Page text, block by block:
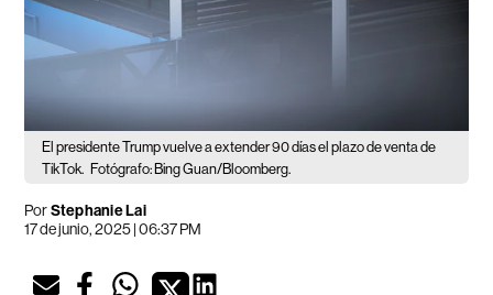
El presidente Trump vuelve a extender 90 días el plazo de venta de
TikTok. Fotógrafo: Bing Guan/Bloomberg.
PorStephanie Lai
17 de junio, 2025 | 06:37 PM